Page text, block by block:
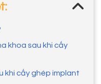
khoa sau khi cấy
khi cấy ghép implant